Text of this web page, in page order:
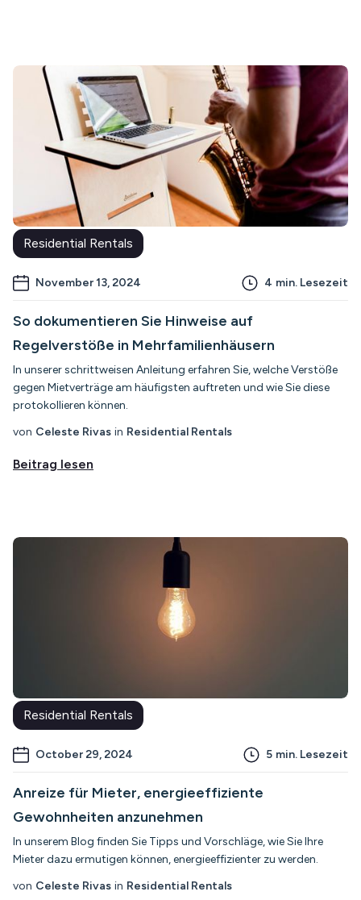
Residential Rentals
November 13, 2024 4 min. Lesezeit
So dokumentieren Sie Hinweise auf
Regelverstöße in Mehrfamilienhäusern
In unserer schrittweisen Anleitung erfahren Sie, welche Verstöße
gegen Mietverträge am häufigsten auftreten und wie Sie diese
protokollieren können.
von Celeste Rivas in Residential Rentals
Beitrag lesen
Residential Rentals
October 29, 2024 5 min. Lesezeit
Anreize für Mieter, energieeffiziente
Gewohnheiten anzunehmen
In unserem Blog finden Sie Tipps und Vorschläge, wie Sie Ihre
Mieter dazu ermutigen können, energieeffizienter zu werden.
von Celeste Rivas in Residential Rentals